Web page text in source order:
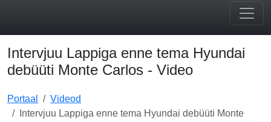
Intervjuu Lappiga enne tema Hyundai
debüüti Monte Carlos - Video
Portaal
Videod
Intervjuu Lappiga enne tema Hyundai debüüti Monte